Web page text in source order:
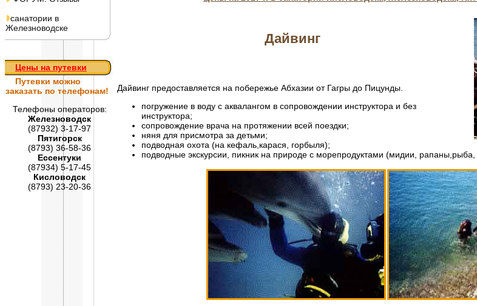
санатории в
Железноводске
Цены на путевки
Путевки можно
заказать по телефонам!
Телефоны операторов:
Железноводск
(87932) 3-17-97
Пятигорск
(8793) 36-58-36
Ессентуки
(87934) 5-17-45
Кисловодск
(8793) 23-20-36
Дайвинг
Дайвинг предоставляется на побережье Абхазии от Гагры до Пицунды.
погружение в воду с аквалангом в сопровождении инструктора и без
инструктора;
сопровождение врача на протяжении всей поездки;
няня для присмотра за детьми;
подводная охота (на кефаль,карася, горбыля);
подводные экскурсии, пикник на природе с морепродуктами (мидии,